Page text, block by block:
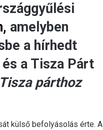
amelyben
a hírhedt
a Tisza Párt
párthoz
külső befolyásolás érte. A